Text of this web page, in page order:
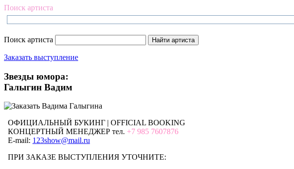
Поиск артиста
Поиск артиста
Заказать выступление
Звезды юмора:
Галыгин Вадим
ОФИЦИАЛЬНЫЙ БУКИНГ | OFFICIAL BOOKING
КОНЦЕРТНЫЙ МЕНЕДЖЕР тел. +7 985 7607876
E-mail: 123show@mail.ru
ПРИ ЗАКАЗЕ ВЫСТУПЛЕНИЯ УТОЧНИТЕ: